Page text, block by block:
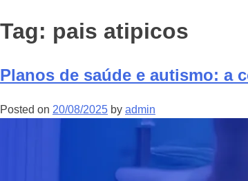
Tag: pais atipicos
Planos de saúde e autismo: a
Posted on 20/08/2025 by admin